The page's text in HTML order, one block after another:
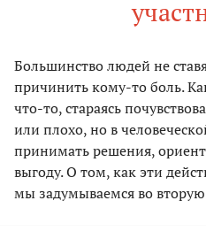
Большинство людей не
причинить кому-то боль.
что-то, стараясь
или плохо, но в
принимать решения,
выгоду. О том, как эти
мы задумываемся во